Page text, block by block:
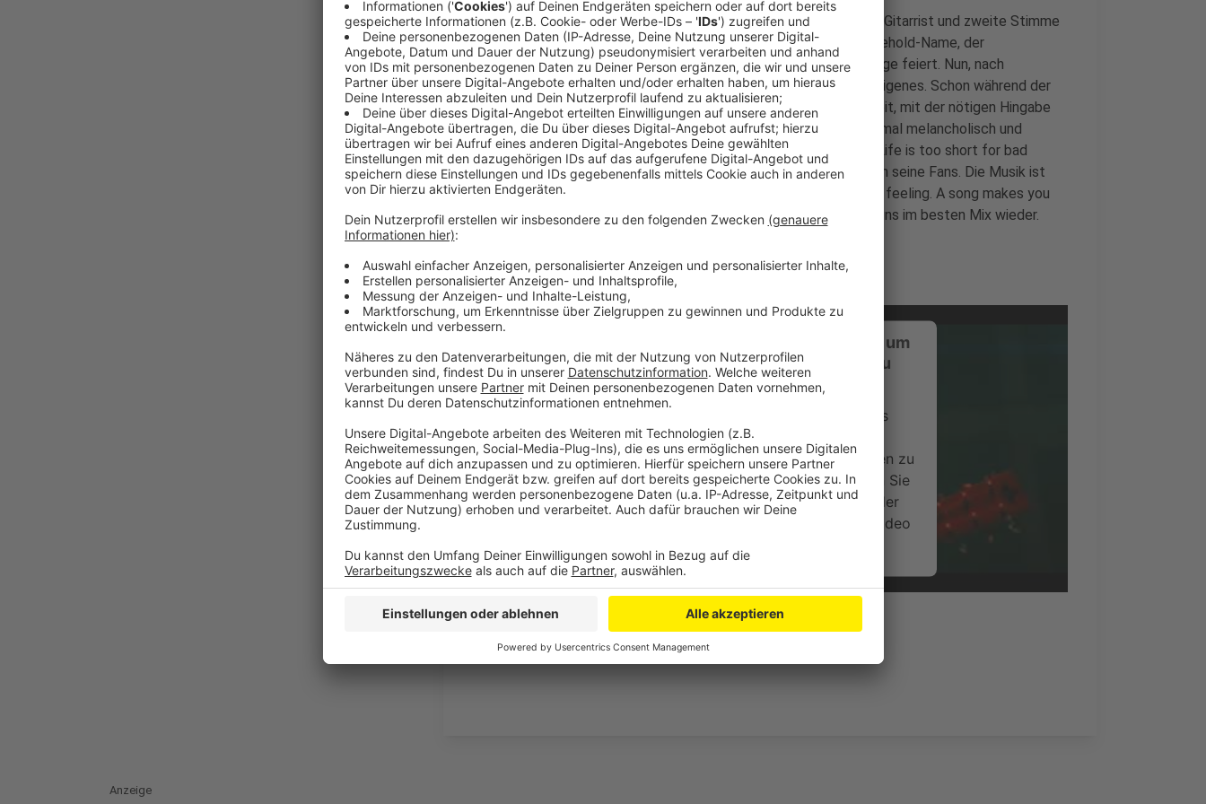
2007 steigt Riku bei der finnischen Band Sunrise Avenue als Lead Gitarrist und zweite Stimme
ein. Der Erfolg ist gigantisch. Über ein Jahrzehnt sind sie ein Household-Name, der
ausverkaufte Tourneen spielt, Awards abräumt und zig Charterfolge feiert. Nun, nach
Auflösung der Band beginnt für Riku ein neues Kapitel, sein ganz eigenes. Schon während der
Zeit mit der Band komponierte er eigene Songs, hatte aber nie Zeit, mit der nötigen Hingabe
an ihnen zu arbeiten. Rikus Solo-Songs sind facettenreich, manchmal melancholisch und
tiefgründig, doch auch von Grund auf positiv. "Only love matters. Life is too short for bad
thoughts", heißt es. Seine Positivität begeistert schon seit Jahren seine Fans. Die Musik ist
ehrlich. "Words make you think a thought. Music makes you feel a feeling. A song makes you
feel a thought." Und so findet sich der Song "Hold Me Close" bei uns im besten Mix wieder.
Wir benötigen Ihre Zustimmung, um
den YouTube Video-Service zu
laden!
Wir verwenden einen Service eines
Drittanbieters, um Videoinhalte
einzubetten. Dieser Service kann Daten zu
Ihren Aktivitäten sammeln. Bitte lesen Sie
die Details durch und stimmen Sie der
Nutzung des Service zu, um dieses Video
Akzeptieren
powered by
Usercentrics Consent Management
Riku Rajamaa - Hold Me Close
Anzeige
Anzeige